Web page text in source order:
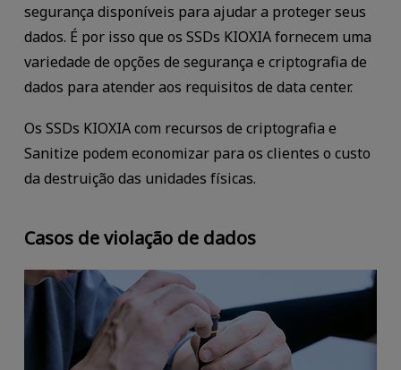
segurança disponíveis para ajudar a proteger seus
dados. É por isso que os SSDs KIOXIA fornecem uma
variedade de opções de segurança e criptografia de
dados para atender aos requisitos de data center.
Os SSDs KIOXIA com recursos de criptografia e
Sanitize podem economizar para os clientes o custo
da destruição das unidades físicas.
Casos de violação de dados